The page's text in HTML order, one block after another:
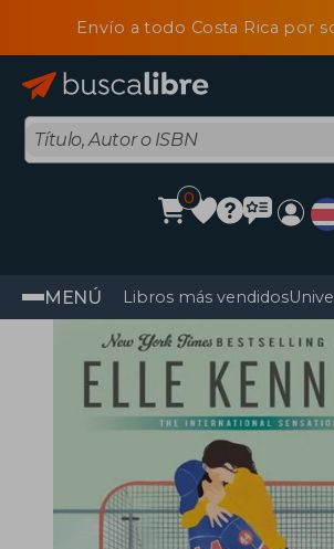
Envío a todo Costa Rica por
0
MENÚ Libros más vendidos